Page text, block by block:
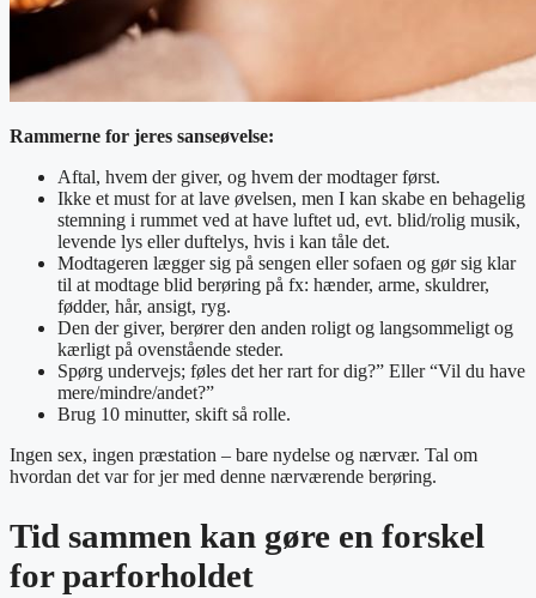
Rammerne for jeres sanseøvelse:
Aftal, hvem der giver, og hvem der modtager først.
Ikke et must for at lave øvelsen, men I kan skabe en behagelig
stemning i rummet ved at have luftet ud, evt. blid/rolig musik,
levende lys eller duftelys, hvis i kan tåle det.
Modtageren lægger sig på sengen eller sofaen og gør sig klar
til at modtage blid berøring på fx: hænder, arme, skuldrer,
fødder, hår, ansigt, ryg.
Den der giver, berører den anden roligt og langsommeligt og
kærligt på ovenstående steder.
Spørg undervejs; føles det her rart for dig?” Eller “Vil du have
mere/mindre/andet?”
Brug 10 minutter, skift så rolle.
Ingen sex, ingen præstation – bare nydelse og nærvær. Tal om
hvordan det var for jer med denne nærværende berøring.
Tid sammen kan gøre en forskel
for parforholdet